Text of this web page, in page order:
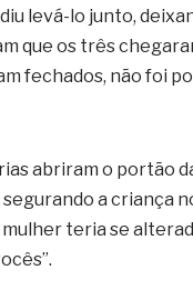
levá-lo junto,
que os três
fechados, não foi
abriram o portão
a criança
teria se